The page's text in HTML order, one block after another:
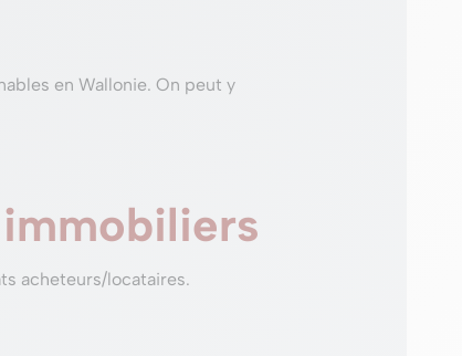
en Wallonie. On peut y
acheteurs/locataires.